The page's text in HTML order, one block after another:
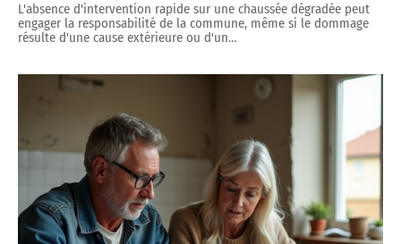
L'absence d'intervention rapide sur une chaussée dégradée peut
engager la responsabilité de la commune, même si le dommage
résulte d'une cause extérieure ou d'un…